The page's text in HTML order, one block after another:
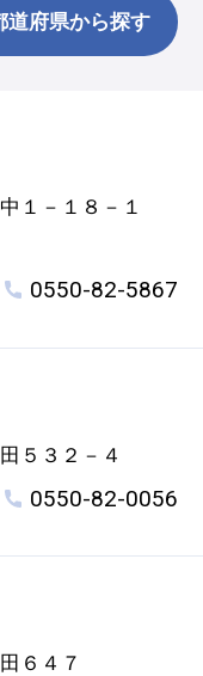
道府県から探す
１－１８－１
0550-82-5867
５３２－４
0550-82-0056
６４７